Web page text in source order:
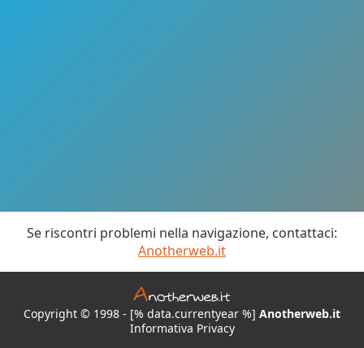
Se riscontri problemi nella navigazione, contattaci:
Anotherweb.it
Copyright © 1998 - [% data.currentyear %] Anotherweb.it
Informativa Privacy